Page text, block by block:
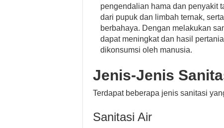
pengendalian hama dan penyakit
dari pupuk dan limbah ternak,
berbahaya. Dengan melakukan
dapat meningkat dan hasil
dikonsumsi oleh manusia.
Jenis-Jenis
Terdapat beberapa jenis sanitasi
Sanitasi Air